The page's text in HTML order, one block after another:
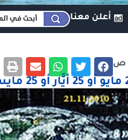
أعلن معنا